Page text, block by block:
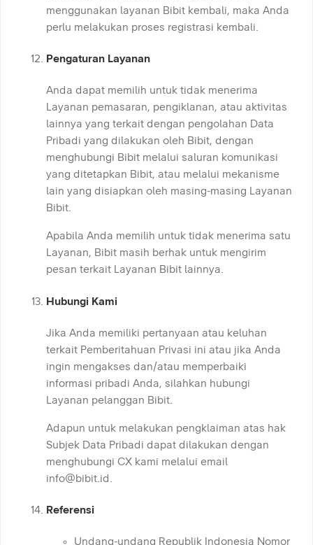
menggunakan layanan Bibit kembali, maka Anda
perlu melakukan proses registrasi kembali.
Pengaturan Layanan
Anda dapat memilih untuk tidak menerima
Layanan pemasaran, pengiklanan, atau aktivitas
lainnya yang terkait dengan pengolahan Data
Pribadi yang dilakukan oleh Bibit, dengan
menghubungi Bibit melalui saluran komunikasi
yang ditetapkan Bibit, atau melalui mekanisme
lain yang disiapkan oleh masing-masing Layanan
Bibit.
Apabila Anda memilih untuk tidak menerima satu
Layanan, Bibit masih berhak untuk mengirim
pesan terkait Layanan Bibit lainnya.
Hubungi Kami
Jika Anda memiliki pertanyaan atau keluhan
terkait Pemberitahuan Privasi ini atau jika Anda
ingin mengakses dan/atau memperbaiki
informasi pribadi Anda, silahkan hubungi
Layanan pelanggan Bibit.
Adapun untuk melakukan pengklaiman atas hak
Subjek Data Pribadi dapat dilakukan dengan
menghubungi CX kami melalui email
info@bibit.id
Referensi
Undang-undang Republik Indonesia Nomor